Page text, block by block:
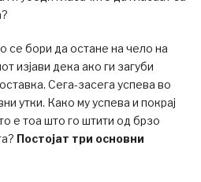
се бори да остане на чело на
дека ако ги загуби
Сега-засега успева во
утки. Како му успева и покрај
е тоа што го штити од брзо
Постојат три основни